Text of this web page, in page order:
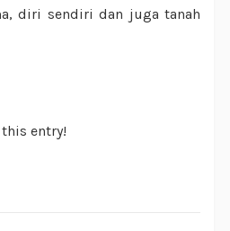
diri sendiri dan juga tanah
entry!